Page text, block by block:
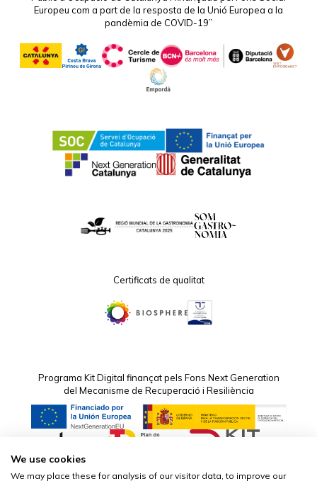
Europeu com a part de la resposta de la Unió Europea a la
pandèmia de COVID-19”
Certificats de qualitat
Programa Kit Digital finançat pels Fons Next Generation
del Mecanisme de Recuperació i Resiliència
We use cookies
We may place these for analysis of our visitor data, to improve our